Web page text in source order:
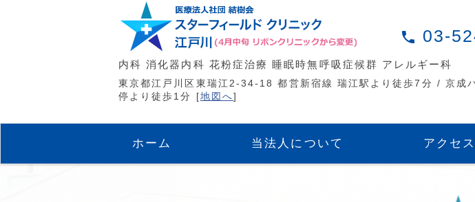
内科 消化器内科 花粉症治療 睡眠時無呼吸症候群 アレルギー科
東京都江戸川区東瑞江2-34-18 都営新宿線 瑞江駅より徒歩7分 / 京成
停より徒歩1分 [地図へ]
local_phone 03-
ホーム 当法人について アクセス